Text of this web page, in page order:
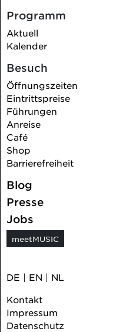
Programm
Aktuell
Kalender
Besuch
Öffnungszeiten
Eintrittspreise
Führungen
Anreise
Café
Shop
Barrierefreiheit
Blog
Presse
Jobs
meetMUSIC
DE | EN | NL
Kontakt
Impressum
Datenschutz